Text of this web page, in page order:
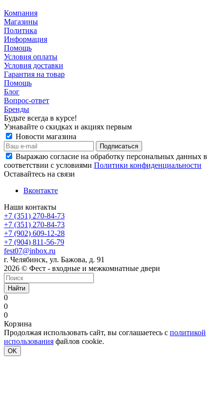
Компания
Магазины
Политика
Информация
Помощь
Условия оплаты
Условия доставки
Гарантия на товар
Помощь
Блог
Вопрос-ответ
Бренды
Будьте всегда в курсе!
Узнавайте о скидках и акциях первым
Новости магазина
Выражаю согласие на обработку персональных данных в
соответствии с условиями Политики конфиденциальности
Оставайтесь на связи
Вконтакте
Наши контакты
+7 (351) 270-84-73
+7 (351) 270-84-73
+7 (902) 609-12-28
+7 (904) 811-56-79
fest07@inbox.ru
г. Челябинск, ул. Бажова, д. 91
2026 © Фест - входные и межкомнатные двери
Найти
0
0
0
Корзина
Продолжая использовать сайт, вы соглашаетесь с политикой
использования файлов cookie.
OK